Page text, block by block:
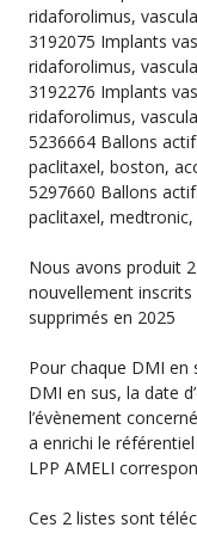
ridaforolimus,
3192075 Implants
ridaforolimus,
3192276 Implants
ridaforolimus,
5236664 Ballons
paclitaxel, boston,
5297660 Ballons
paclitaxel, medtronic,
Nous avons produit
nouvellement
supprimés en 2025
Pour chaque DMI en
DMI en sus, la date
l’évènement
a enrichi le
LPP AMELI
Ces 2 listes sont